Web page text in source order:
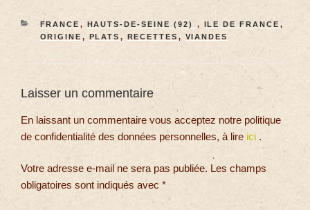
FRANCE , HAUTS-DE-SEINE (92) , ILE DE FRANCE ,
ORIGINE , PLATS , RECETTES , VIANDES
Laisser un commentaire
En laissant un commentaire vous acceptez notre politique
de confidentialité des données personnelles, à lire ici .
Votre adresse e-mail ne sera pas publiée. Les champs
obligatoires sont indiqués avec *